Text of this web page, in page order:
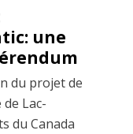
une
du projet de
Lac-
du Canada